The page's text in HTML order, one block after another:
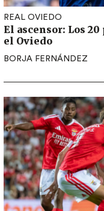
REAL OVIEDO
El ascensor: Los
el Oviedo
BORJA FERNÁNDEZ